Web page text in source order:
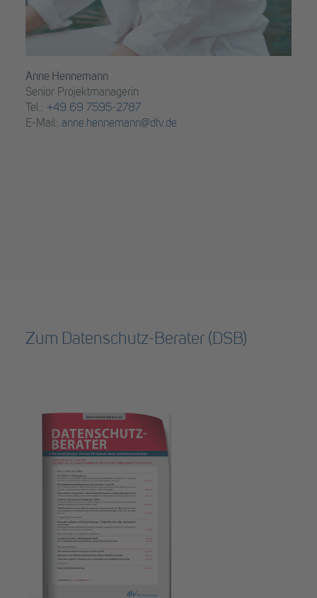
Anne Hennemann
Senior Projektmanagerin
Tel.: +49 69 7595-2787
E-Mail: anne.hennemann@dfv.de
Zum Datenschutz-Berater (DSB)